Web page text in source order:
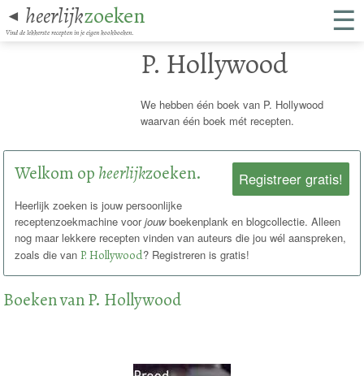
◄ heerlijkzoeken
Vind de lekkerste recepten in je eigen kookboeken. ☰
P. Hollywood
We hebben één boek van P. Hollywood
waarvan één boek mét recepten.
Registreer gratis!
Welkom op heerlijkzoeken.
Heerlijk zoeken is jouw persoonlijke
receptenzoekmachine voorjouwboekenplank en blogcollectie. Alleen
nog maar lekkere recepten vinden van auteurs die jou wél aanspreken,
zoals die van P. Hollywood? Registreren is gratis!
Boeken van P. Hollywood